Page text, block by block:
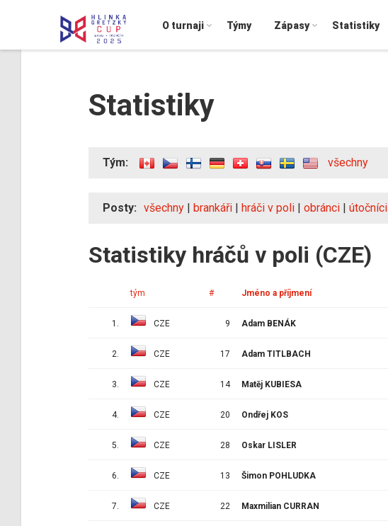
O turnaji Týmy Zápasy Statistiky
Statistiky
Tým: všechny
Posty: všechny | brankáři | hráči v poli | obránci | útočníci
Statistiky hráčů v poli (CZE)
tým # Jméno a příjmení
1. CZE 9 Adam BENÁK
2. CZE 17 Adam TITLBACH
3. CZE 14 Matěj KUBIESA
4. CZE 20 Ondřej KOS
5. CZE 28 Oskar LISLER
6. CZE 13 Šimon POHLUDKA
7. CZE 22 Maxmilian CURRAN